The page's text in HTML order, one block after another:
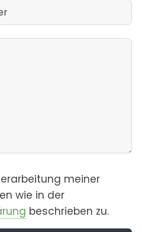
meiner
wie in der
beschrieben zu.